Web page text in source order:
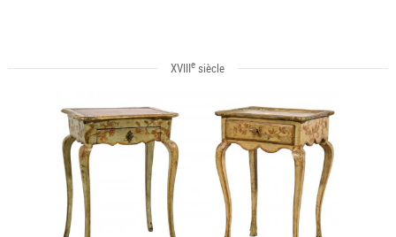
XVIIIe siècle